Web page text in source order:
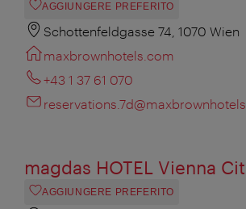
AGGIUNGERE PREFERITO
Schottenfeldgasse 74, 1070 Wien
maxbrownhotels.com
+43 1 37 61 070
magdas HOTEL Vienna
AGGIUNGERE PREFERITO